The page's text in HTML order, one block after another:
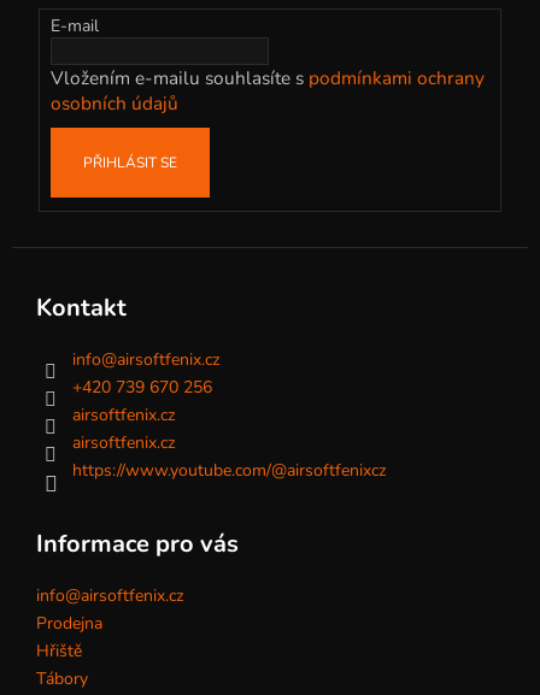
E-mail
Vložením e-mailu souhlasíte s podmínkami ochrany
osobních údajů
PŘIHLÁSIT SE
Kontakt
info@airsoftfenix.cz
+420 739 670 256
airsoftfenix.cz
airsoftfenix.cz
https://www.youtube.com/@airsoftfenixcz
Informace pro vás
info@airsoftfenix.cz
Prodejna
Hřiště
Tábory